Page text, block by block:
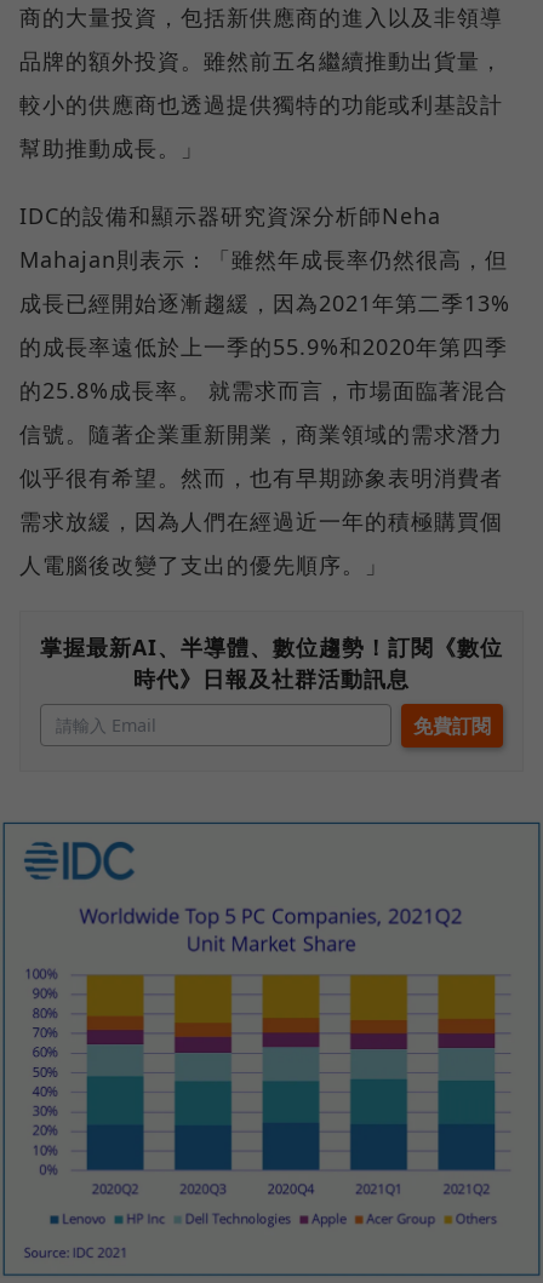
商的大量投資，包括新供應商的進入以及非領導
品牌的額外投資。雖然前五名繼續推動出貨量，
較小的供應商也透過提供獨特的功能或利基設計
幫助推動成長。」
IDC的設備和顯示器研究資深分析師Neha
Mahajan則表示：「雖然年成長率仍然很高，但
成長已經開始逐漸趨緩，因為2021年第二季13%
的成長率遠低於上一季的55.9%和2020年第四季
的25.8%成長率。 就需求而言，市場面臨著混合
信號。隨著企業重新開業，商業領域的需求潛力
似乎很有希望。然而，也有早期跡象表明消費者
需求放緩，因為人們在經過近一年的積極購買個
人電腦後改變了支出的優先順序。」
掌握最新AI、半導體、數位趨勢！訂閱《數位
時代》日報及社群活動訊息